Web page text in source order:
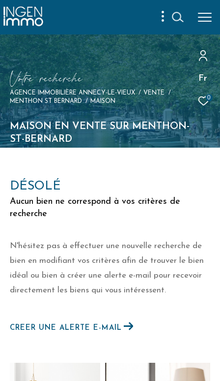
Fr
0
Votre recherche
AGENCE IMMOBILIÈRE ANNECY-LE-VIEUX
VENTE
MENTHON ST BERNARD
MAISON
MAISON EN VENTE SUR MENTHON-
ST-BERNARD
DÉSOLÉ
Aucun bien ne correspond à vos critères de
recherche
N'hésitez pas à effectuer une nouvelle recherche de
bien en modifiant vos critères afin de trouver le bien
idéal ou bien à créer une alerte e-mail pour recevoir
directement les biens qui vous intéressent.
CREER UNE ALERTE E-MAIL